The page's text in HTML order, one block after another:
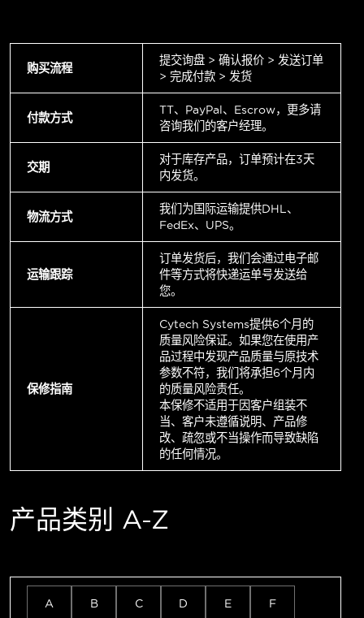
购买流程
提交询盘 > 确认报价 > 发送订单
> 完成付款 > 发货
付款方式
TT、PayPal、Escrow，更多请
咨询我们的客户经理。
交期
对于库存产品，订单预计在3天
内发货。
物流方式
我们为国际运输提供DHL、
FedEx、UPS。
运输跟踪
订单发货后，我们会通过电子邮
件等方式将快递运单号发送给
您。
保修指南
Cytech Systems提供6个月的
质量风险保证。如果您在使用产
品过程中发现产品质量与原技术
参数不符，我们将承担6个月内
的质量风险责任。
本保修不适用于因客户组装不
当、客户未遵循说明、产品修
改、疏忽或不当操作而导致缺陷
的任何情况。
产品类别 A-Z
A B C D E F